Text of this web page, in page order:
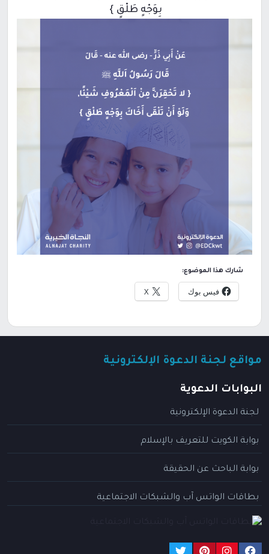
بِوَجْهٍ طَلْقٍ }
شارك هذا الموضوع:
فيس بوك X
مواقع لجنة الدعوة الإلكترونية
البوابات الدعوية
لجنة الدعوة الإلكترونية
بوابة الكويت للتعريف بالإسلام
بوابة الباحث عن الحقيقة
بطاقات الواتس آب والشبكات الاجتماعية